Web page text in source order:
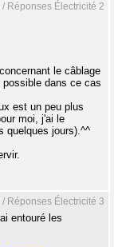
Réponses Électricité 2
le câblage
dans ce cas
est un peu plus
moi, j'ai le
quelques jours).^^
Réponses Électricité 3
entouré les